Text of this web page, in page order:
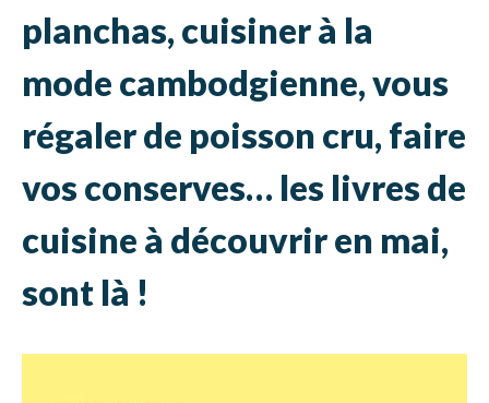
planchas, cuisiner à la
mode cambodgienne, vous
régaler de poisson cru, faire
vos conserves… les livres de
cuisine à découvrir en mai,
sont là !